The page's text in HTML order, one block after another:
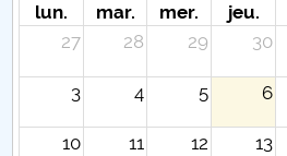
lun. mar. mer. jeu.
27
28 29 30
3 4 5 6
10 11 12 13